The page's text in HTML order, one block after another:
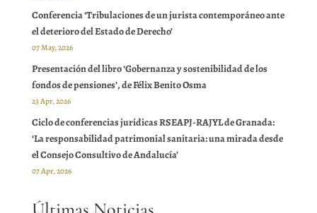
Conferencia ‘Tribulaciones de un jurista contemporáneo ante
el deterioro del Estado de Derecho’
07 May, 2026
Presentación del libro ‘Gobernanza y sostenibilidad de los
fondos de pensiones’, de Félix Benito Osma
23 Apr, 2026
Ciclo de conferencias jurídicas RSEAPJ-RAJYL de Granada:
‘La responsabilidad patrimonial sanitaria: una mirada desde
el Consejo Consultivo de Andalucía’
07 Apr, 2026